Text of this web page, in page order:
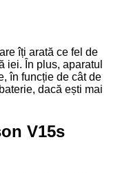
îți arată ce fel de
iei. În plus, aparatul
în funcție de cât de
dacă ești mai
V15s